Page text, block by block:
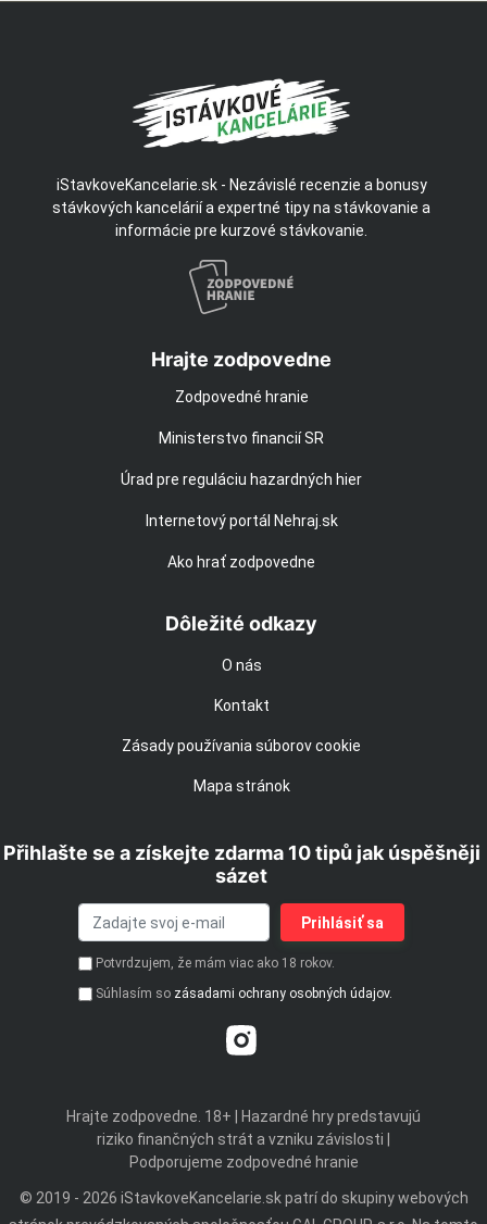
iStavkoveKancelarie.sk - Nezávislé recenzie a bonusy
stávkových kancelárií a expertné tipy na stávkovanie a
informácie pre kurzové stávkovanie.
Hrajte zodpovedne
Zodpovedné hranie
Ministerstvo financií SR
Úrad pre reguláciu hazardných hier
Internetový portál Nehraj.sk
Ako hrať zodpovedne
Dôležité odkazy
O nás
Kontakt
Zásady používania súborov cookie
Mapa stránok
Přihlašte se a získejte zdarma 10 tipů jak úspěšněji
sázet
Potvrdzujem, že mám viac ako 18 rokov.
Súhlasím so zásadami ochrany osobných údajov.
Hrajte zodpovedne. 18+ | Hazardné hry predstavujú
riziko finančných strát a vzniku závislosti |
Podporujeme zodpovedné hranie
© 2019 - 2026 iStavkoveKancelarie.sk patrí do skupiny webových